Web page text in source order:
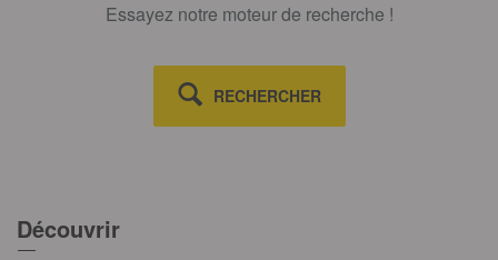
Essayez notre moteur de recherche !
RECHERCHER
Découvrir